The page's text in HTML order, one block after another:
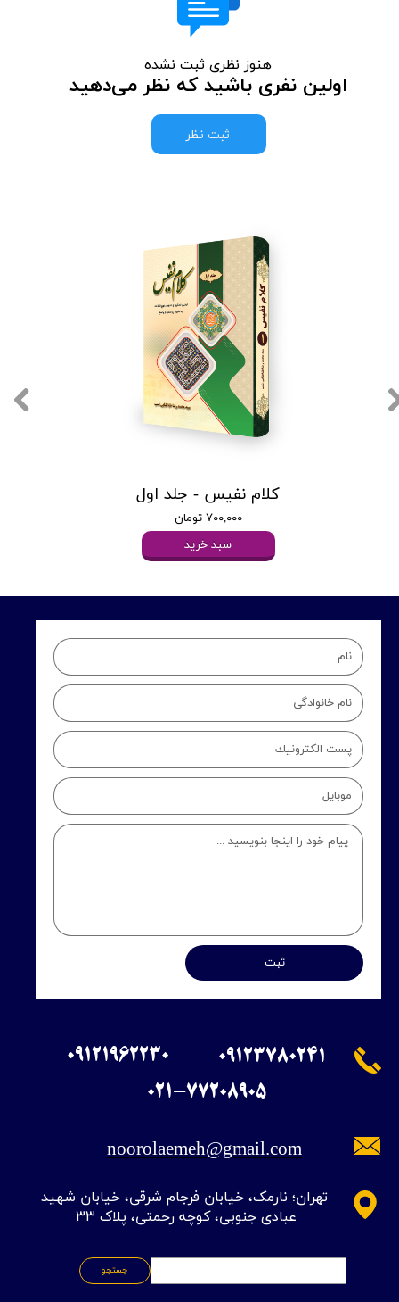
هنوز نظری ثبت نشده
اولین نفری باشید که نظر می‌دهید
ثبت نظر
کلام نفیس - جلد اول
۷۰۰,۰۰۰ تومان
سبد خرید
ثبت
​021-77208905
​تهران؛ نارمک، خیابان فرجام شرقی، خیابان شهید
عبادی جنوبی، کوچه رحمتی، پلاک ۳۳
noorolaemeh@gmail.com
09121962230 09123780241
جستجو